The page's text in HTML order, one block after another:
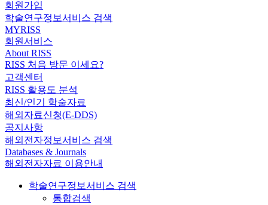
회원가입
학술연구정보서비스 검색
MYRISS
회원서비스
About RISS
RISS 처음 방문 이세요?
고객센터
RISS 활용도 분석
최신/인기 학술자료
해외자료신청(E-DDS)
공지사항
해외전자정보서비스 검색
Databases & Journals
해외전자자료 이용안내
학술연구정보서비스 검색
통합검색